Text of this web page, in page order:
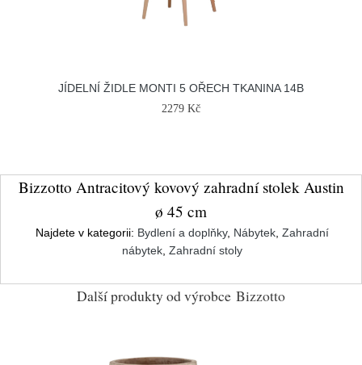
JÍDELNÍ ŽIDLE MONTI 5 OŘECH TKANINA 14B
2279 Kč
Bizzotto Antracitový kovový zahradní stolek Austin
ø 45 cm
Najdete v kategorii: Bydlení a doplňky, Nábytek, Zahradní
nábytek, Zahradní stoly
Další produkty od výrobce Bizzotto